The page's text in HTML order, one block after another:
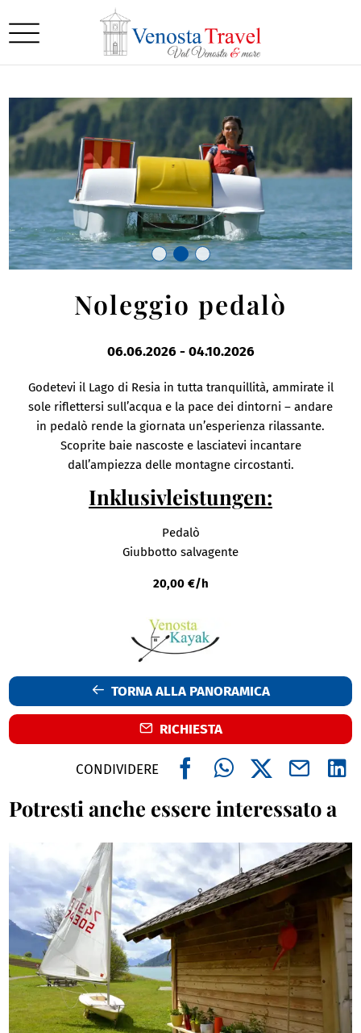
Noleggio pedalò
06.06.2026-04.10.2026
Godetevi il Lago di Resia in tutta tranquillità, ammirate il
sole riflettersi sull’acqua e la pace dei dintorni – andare
in pedalò rende la giornata un’esperienza rilassante.
Scoprite baie nascoste e lasciatevi incantare
dall’ampiezza delle montagne circostanti.
Inklusivleistungen:
Pedalò
Giubbotto salvagente
20,00 €/h
TORNA ALLA PANORAMICA
RICHIESTA
CONDIVIDERE
Potresti anche essere interessato a